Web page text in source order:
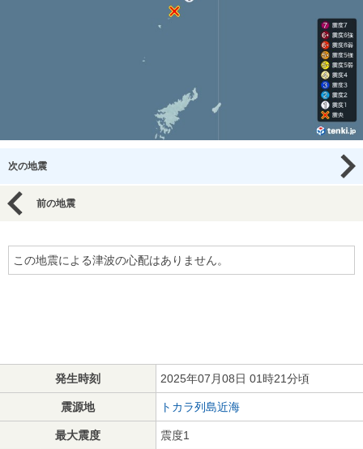
次の地震
前の地震
この地震による津波の心配はありません。
発生時刻 2025年07月08日 01時21分頃
震源地 トカラ列島近海
最大震度 震度1